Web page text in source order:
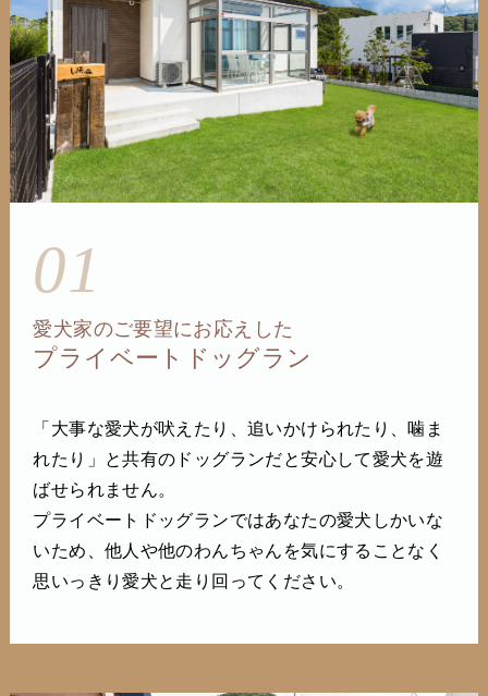
01
愛犬家のご要望にお応えした
プライベートドッグラン
「大事な愛犬が吠えたり、追いかけられたり、噛ま
れたり」と共有のドッグランだと安心して愛犬を遊
ばせられません。
プライベートドッグランではあなたの愛犬しかいな
いため、他人や他のわんちゃんを気にすることなく
思いっきり愛犬と走り回ってください。